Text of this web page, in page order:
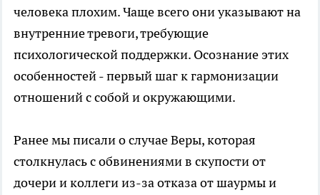
человека плохим. Чаще всего они указывают на
внутренние тревоги, требующие
психологической поддержки. Осознание этих
особенностей - первый шаг к гармонизации
отношений с собой и окружающими.
Ранее мы писали о случае Веры, которая
столкнулась с обвинениями в скупости от
дочери и коллеги из-за отказа от шаурмы и